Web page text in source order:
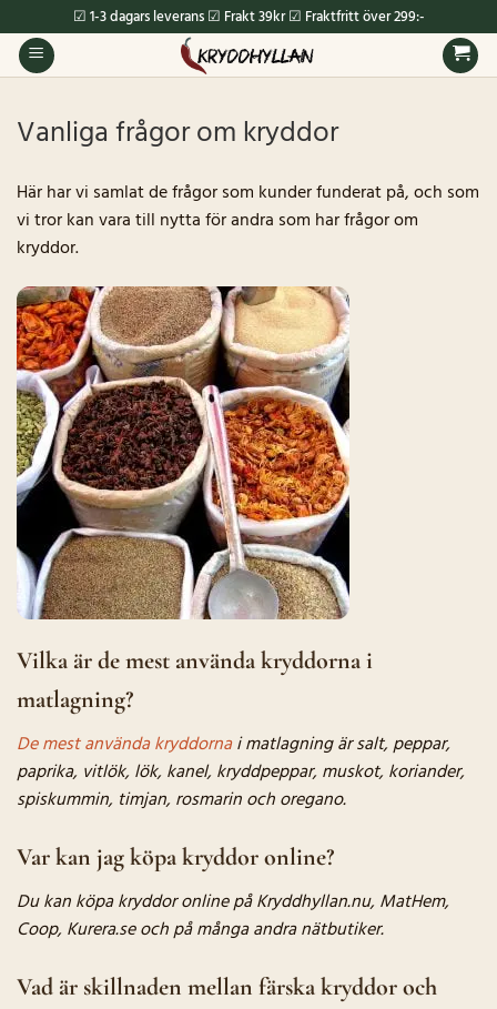
to
content
☑ 1-3 dagars leverans ☑ Frakt 39kr ☑ Fraktfritt över 299:-
Vanliga frågor om kryddor
Här har vi samlat de frågor som kunder funderat på, och som
vi tror kan vara till nytta för andra som har frågor om
kryddor.
Vilka är de mest använda kryddorna i
matlagning?
De mest använda kryddornai matlagning är salt, peppar,
paprika, vitlök, lök, kanel, kryddpeppar, muskot, koriander,
spiskummin, timjan, rosmarin och oregano.
Var kan jag köpa kryddor online?
Du kan köpa kryddor online på Kryddhyllan.nu, MatHem,
Coop, Kurera.se och på många andra nätbutiker.
Vad är skillnaden mellan färska kryddor och